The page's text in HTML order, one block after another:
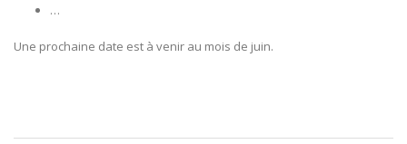
…
Une prochaine date est à venir au mois de juin.